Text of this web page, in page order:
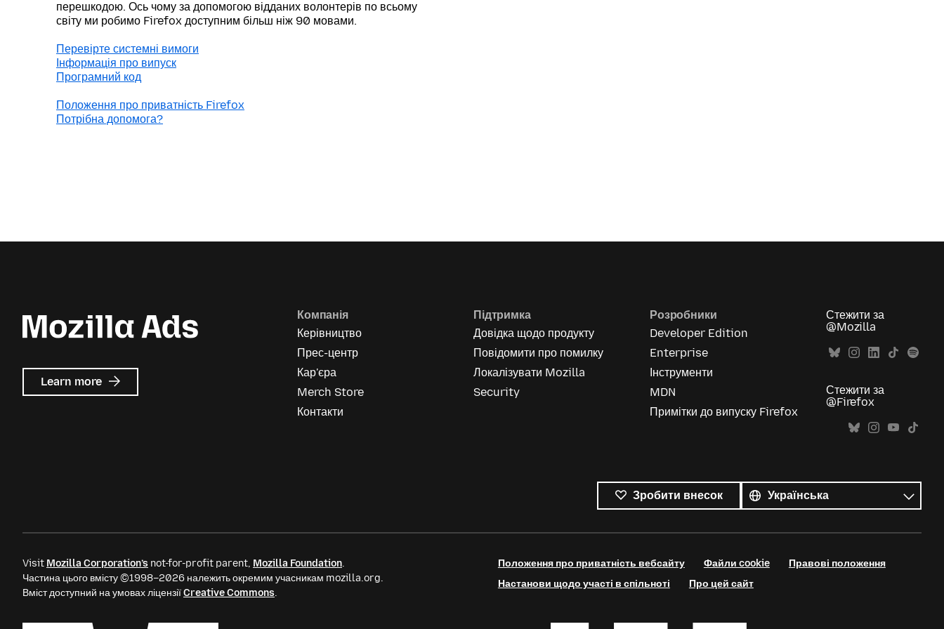
перешкодою. Ось чому за допомогою відданих волонтерів по всьому
світу ми робимо Firefox доступним більш ніж 90 мовами.
Перевірте системні вимоги
Інформація про випуск
Програмний код
Положення про приватність Firefox
Потрібна допомога?
Learn more about
Mozilla
Компанія
Керівництво
Прес-центр
Кар'єра
Merch Store
Контакти
Підтримка
Довідка щодо продукту
Повідомити про помилку
Локалізувати Mozilla
Security
Розробники
Developer Edition
Enterprise
Інструменти
MDN
Примітки до випуску Firefox
Стежити за
@Mozilla
Стежити за
@Firefox
Зробити внесок
мови
Мова
Visit Mozilla Corporation’s not-for-profit parent, Mozilla Foundation.
Частина цього вмісту ©1998–2026 належить окремим учасникам mozilla.org.
Вміст доступний на умовах ліцензіїCreative Commons.
Положення про приватність вебсайту Файли cookie
Правові положення
Настанови щодо участі в спільноті
Про цей сайт